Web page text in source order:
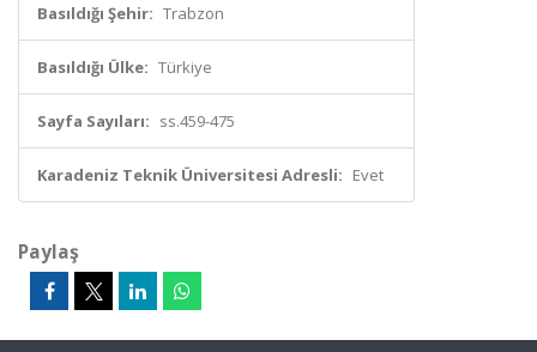
Basıldığı Şehir: Trabzon
Basıldığı Ülke: Türkiye
Sayfa Sayıları: ss.459-475
Karadeniz Teknik Üniversitesi Adresli: Evet
Paylaş